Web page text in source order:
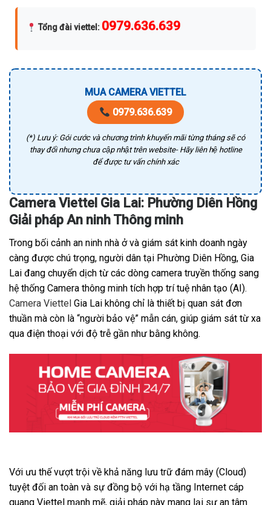
Tổng đài viettel : 0979.636.639
MUA CAMERA VIETTEL
0979.636.639
(*) Lưu ý: Gói cước và chương trình khuyến mãi từng tháng sẽ có
thay đổi nhưng chưa cập nhật trên website- Hãy liên hệ hotline
để được tư vấn chính xác
Camera Viettel Gia Lai: Phường Diên Hồng
Giải pháp An ninh Thông minh
Trong bối cảnh an ninh nhà ở và giám sát kinh doanh ngày
càng được chú trọng, người dân tại Phường Diên Hồng, Gia
Lai đang chuyển dịch từ các dòng camera truyền thống sang
hệ thống Camera thông minh tích hợp trí tuệ nhân tạo (AI).
Camera Viettel Gia Lai không chỉ là thiết bị quan sát đơn
thuần mà còn là “người bảo vệ” mẫn cán, giúp giám sát từ xa
qua điện thoại với độ trễ gần như bằng không.
Với ưu thế vượt trội về khả năng lưu trữ đám mây (Cloud)
tuyệt đối an toàn và sự đồng bộ với hạ tầng Internet cáp
quang Viettel mạnh mẽ, giải pháp này mang lại sự an tâm